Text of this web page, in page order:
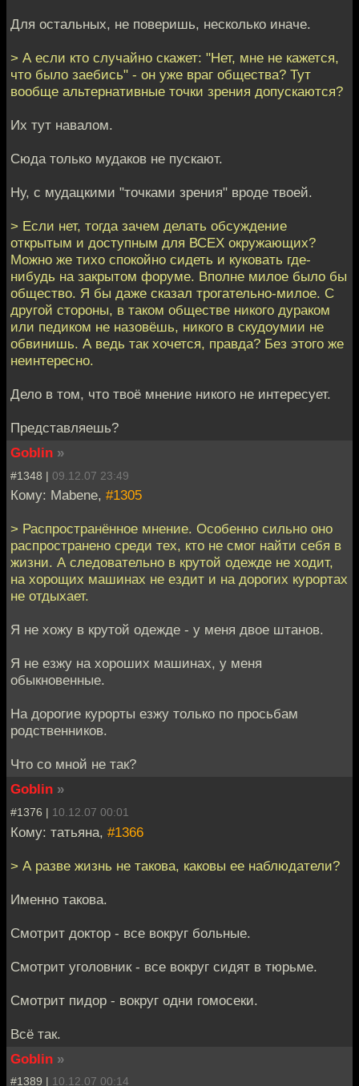
Для остальных, не поверишь, несколько иначе.
> А если кто случайно скажет: "Нет, мне не кажется,
что было заебись" - он уже враг общества? Тут
вообще альтернативные точки зрения допускаются?
Их тут навалом.
Сюда только мудаков не пускают.
Ну, с мудацкими "точками зрения" вроде твоей.
> Если нет, тогда зачем делать обсуждение
открытым и доступным для ВСЕХ окружающих?
Можно же тихо спокойно сидеть и куковать где-
нибудь на закрытом форуме. Вполне милое было бы
общество. Я бы даже сказал трогательно-милое. С
другой стороны, в таком обществе никого дураком
или педиком не назовёшь, никого в скудоумии не
обвинишь. А ведь так хочется, правда? Без этого же
неинтересно.
Дело в том, что твоё мнение никого не интересует.
Представляешь?
Goblin »
#1348 | 09.12.07 23:49
Кому: Mabene, #1305
> Распространённое мнение. Особенно сильно оно
распространено среди тех, кто не смог найти себя в
жизни. А следовательно в крутой одежде не ходит,
на хорощих машинах не ездит и на дорогих курортах
не отдыхает.
Я не хожу в крутой одежде - у меня двое штанов.
Я не езжу на хороших машинах, у меня
обыкновенные.
На дорогие курорты езжу только по просьбам
родственников.
Что со мной не так?
Goblin »
#1376 | 10.12.07 00:01
Кому: татьяна, #1366
> А разве жизнь не такова, каковы ее наблюдатели?
Именно такова.
Смотрит доктор - все вокруг больные.
Смотрит уголовник - все вокруг сидят в тюрьме.
Смотрит пидор - вокруг одни гомосеки.
Всё так.
Goblin »
#1389 | 10.12.07 00:14